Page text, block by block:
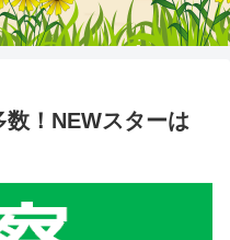
！NEWスターは